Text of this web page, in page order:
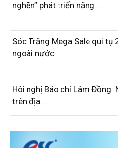
nghẽn” phát triển năng...
Sóc Trăng Mega Sale qui
ngoài nước
Hôi nghị Báo chí Lâm Đồng:
trên địa...